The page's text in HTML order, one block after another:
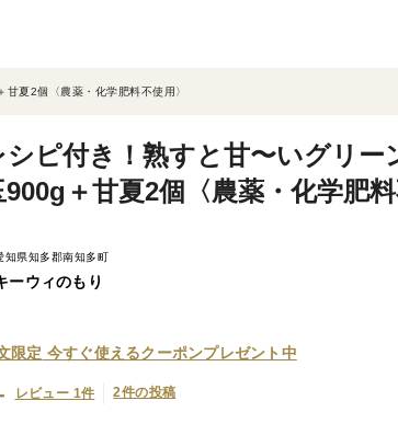
夏2個〈農薬・化学肥料不使用〉
ピ付き！熟すと甘〜いグリー
＋甘夏2個〈農薬・化学肥料
知県知多郡南知多町
ーウィのもり
限定 今すぐ使えるクーポンプレゼント中
レビュー 1件 2件の投稿